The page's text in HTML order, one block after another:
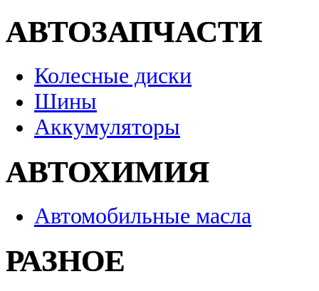
АВТОЗАПЧАСТИ
Колесные диски
Шины
Аккумуляторы
АВТОХИМИЯ
Автомобильные масла
РАЗНОЕ